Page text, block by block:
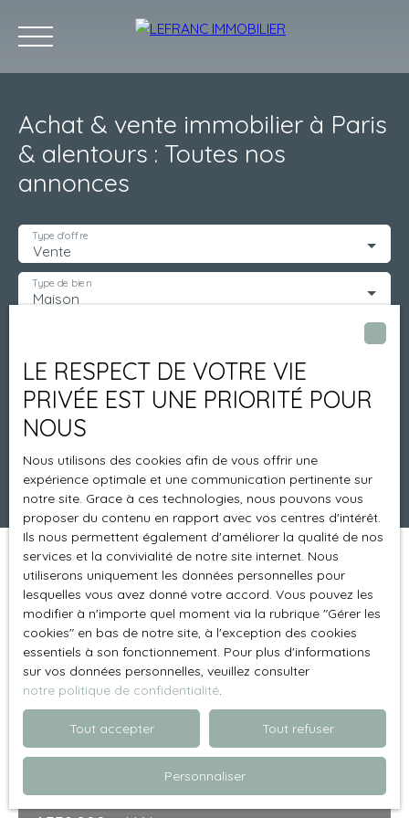
ACCUEIL POURQUOI NOUS ?
Achat & vente immobilier à Paris
& alentours : Toutes nos
annonces
Vente
Type d'offre
Maison
Type de bien
Budget max (€)
Surface min (m²)
Rechercher
Pertinence Créer une alerte
Vendu
LE RESPECT DE VOTRE VIE
PRIVÉE EST UNE PRIORITÉ POUR
NOUS
Nous utilisons des cookies afin de vous offrir une
expérience optimale et une communication pertinente sur
notre site. Grace à ces technologies, nous pouvons vous
proposer du contenu en rapport avec vos centres d'intérêt.
Ils nous permettent également d'améliorer la qualité de nos
services et la convivialité de notre site internet. Nous
utiliserons uniquement les données personnelles pour
lesquelles vous avez donné votre accord. Vous pouvez les
modifier à n'importe quel moment via la rubrique ″Gérer les
cookies″ en bas de notre site, à l'exception des cookies
essentiels à son fonctionnement. Pour plus d'informations
sur vos données personnelles, veuillez consulter
notre politique de confidentialité.
Tout accepter Tout refuser
Personnaliser